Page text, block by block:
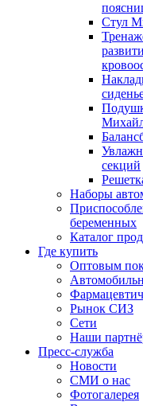
Стул
секций
Наборы
беременных
Каталог
Где купить
Оптовым
Рынок СИЗ
Сети
Наши
Пресс-служба
Новости
СМИ о нас
Фотогалерея